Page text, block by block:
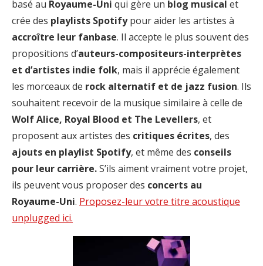
basé au Royaume-Uni qui gère un blog musical et
crée des playlists Spotifypour aider les artistes à
accroître leur fanbase. Il accepte le plus souvent des
propositions d’auteurs-compositeurs-interprètes
et d’artistes indie folk, mais il apprécie également
les morceaux de rock alternatif et de jazz fusion. Ils
souhaitent recevoir de la musique similaire à celle de
Wolf Alice, Royal Blood et The Levellers, et
proposent aux artistes des critiques écrites, des
ajouts en playlist Spotify, et même des conseils
pour leur carrière.S’ils aiment vraiment votre projet,
ils peuvent vous proposer des concerts au
Royaume-Uni. Proposez-leur votre titre acoustique
unplugged ici.